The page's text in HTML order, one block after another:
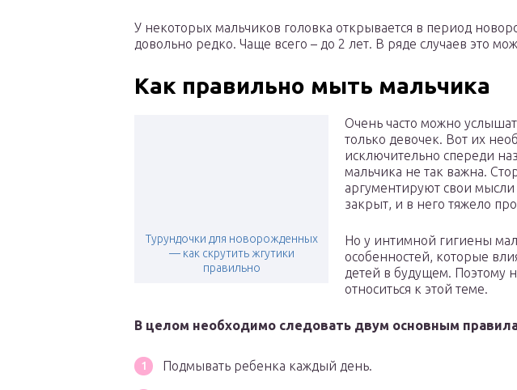
У некоторых мальчиков головка открывается в период
довольно редко. Чаще всего – до 2 лет. В ряде случаев это
Как правильно мыть мальчика
Турундочки для новорожденных
— как скрутить жгутики
правильно
Очень часто можно
только девочек. Вот их
исключительно спереди
мальчика не так важна.
аргументируют свои
закрыт, и в него тяжело
Но у интимной гигиены
особенностей, которые
детей в будущем. Поэтому
относиться к этой теме.
В целом необходимо следовать двум основным
Подмывать ребенка каждый день.